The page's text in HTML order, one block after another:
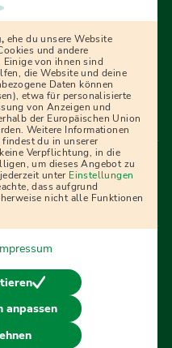
bei deinem Start in den
interaktiven
Für alle, die was werden
Presse
Mediadaten
Widerrufsbelehrung
Partner Cookies
Alle Rechte vorbehalten.
ehe du unsere Website
und andere
von ihnen sind
die Website und deine
Daten können
etwa für personalisierte
von Anzeigen und
der Europäischen Union
Weitere Informationen
du in unserer
Verpflichtung, in die
um dieses Angebot zu
unter Einstellungen
dass aufgrund
nicht alle Funktionen
anpassen